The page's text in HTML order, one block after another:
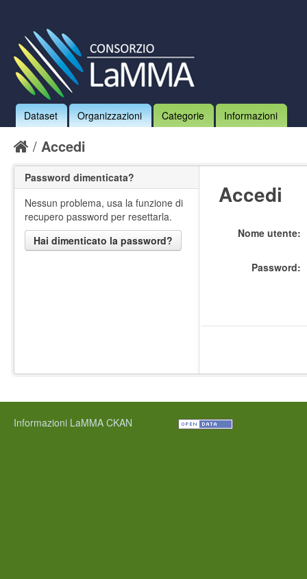
Dataset Organizzazioni Categorie Informazioni
Accedi
Accedi
Nome utente
Password
Password dimenticata?
Nessun problema, usa la funzione di
recupero password per resettarla.
Hai dimenticato la password?
Informazioni LaMMA CKAN